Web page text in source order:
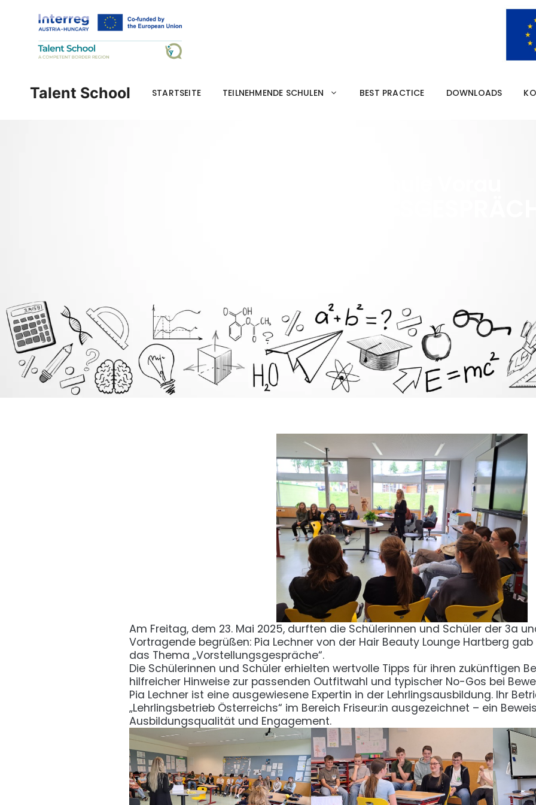
Talent School STARTSEITE TEILNEHMENDE SCHULEN BEST PRACTICE DOWNLOADS
Am Freitag, dem 23. Mai 2025, durften die Schülerinnen und Schüler der 3a
Vortragende begrüßen: Pia Lechner von der Hair Beauty Lounge Hartberg
das Thema „Vorstellungsgespräche“.
Die Schülerinnen und Schüler erhielten wertvolle Tipps für ihren zukünftigen
hilfreicher Hinweise zur passenden Outfitwahl und typischer No-Gos bei
Pia Lechner ist eine ausgewiesene Expertin in der Lehrlingsausbildung. Ihr
„Lehrlingsbetrieb Österreichs“ im Bereich Friseur:in ausgezeichnet – ein
Ausbildungsqualität und Engagement.